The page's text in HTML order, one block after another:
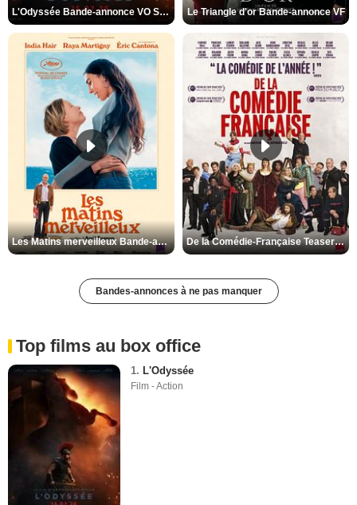
L'Odyssée Bande-annonce VO STFR Le Triangle d'or Bande-annonce VF
Les Matins merveilleux Bande-annonce VF De la Comédie-Française Teaser VF
Bandes-annonces à ne pas manquer
Top films au box office
1. L'Odyssée
Film - Action